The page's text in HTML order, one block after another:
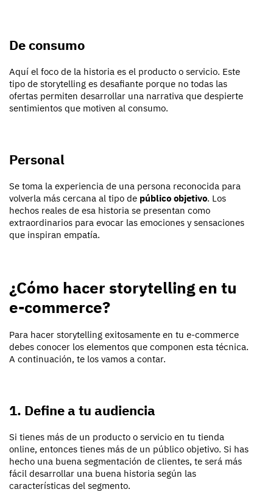
De consumo
Aquí el foco de la historia es el producto o servicio. Este
tipo de storytelling es desafiante porque no todas las
ofertas permiten desarrollar una narrativa que despierte
sentimientos que motiven al consumo.
Personal
Se toma la experiencia de una persona reconocida para
volverla más cercana al tipo de público objetivo. Los
hechos reales de esa historia se presentan como
extraordinarios para evocar las emociones y sensaciones
que inspiran empatía.
¿Cómo hacer storytelling en tu
e-commerce?
Para hacer storytelling exitosamente en tu e-commerce
debes conocer los elementos que componen esta técnica.
A continuación, te los vamos a contar.
1. Define a tu audiencia
Si tienes más de un producto o servicio en tu tienda
online, entonces tienes más de un público objetivo. Si has
hecho una buena segmentación de clientes, te será más
fácil desarrollar una buena historia según las
características del segmento.